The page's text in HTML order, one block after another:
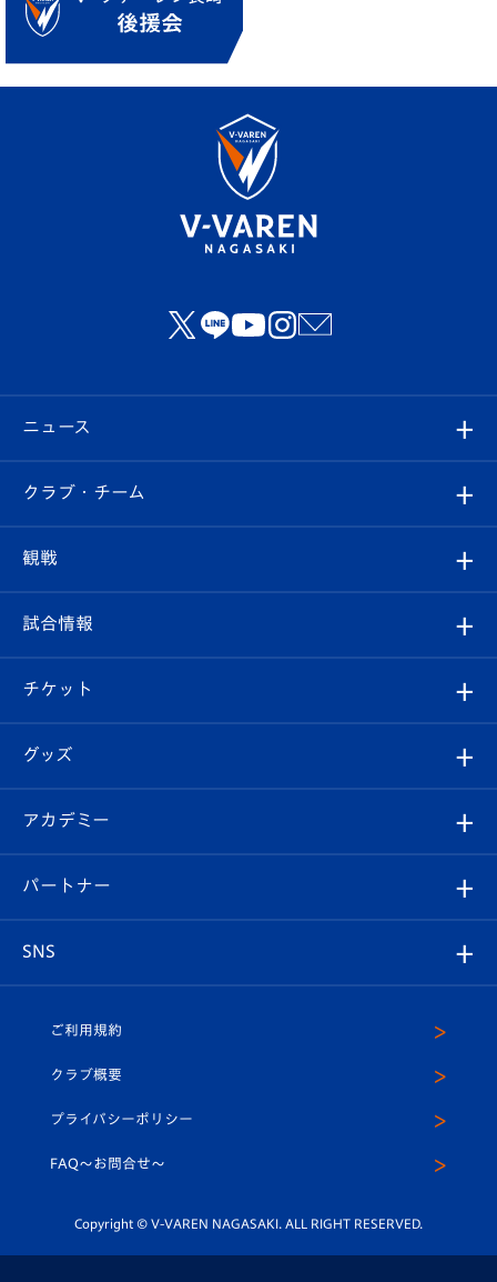
ニュース
すべて
クラブ
試合情報
チケット
イベント
メディア
ホームタウン
クラブ・チーム
クラブ概要
エンブレム紹介
スタッフプロフィール
マスコット紹介
平和祈念活動
ホームタウン活動
観戦
観戦ルール
はじめての観戦ガイド
Revive Team
ヴィヴィくんの長崎おもてなしガイド
試合情報
試合日程/結果
フォトギャラリー
スタジアムグルメ
チケット
チケット
V-LOVERS（ファンクラブ）
プレイヤーズスイート
グッズ
オンラインショップ
店舗情報
アカデミー
育成からのお知らせ
U-18
スクール
パートナー
SNS
ヴィヴィくんインスタグラム
公式LINE＠
ご利用規約
クラブ概要
プライバシーポリシー
FAQ〜お問合せ〜
Copyright © V-VAREN NAGASAKI. ALL RIGHT RESERVED.